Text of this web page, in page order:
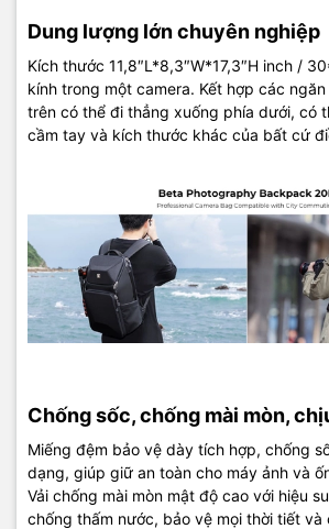
Dung lượng lớn chuyên nghiệp
Kích thước 11,8″L*8,3″W*17,3″H inch /
kính trong một camera. Kết hợp các
trên có thể đi thẳng xuống phía dưới, có
cầm tay và kích thước khác của bất cứ
Chống sốc, chống mài mòn,
Miếng đệm bảo vệ dày tích hợp, chống
dạng, giúp giữ an toàn cho máy ảnh và
Vải chống mài mòn mật độ cao với hiệu
chống thấm nước, bảo vệ mọi thời tiết và